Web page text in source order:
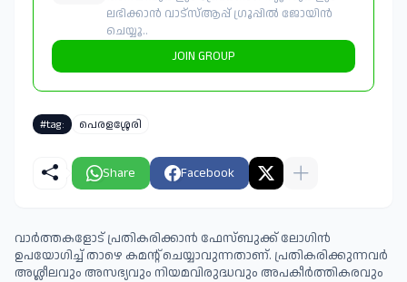
ലഭിക്കാൻ വാട്സ്ആപ്പ് ഗ്രൂപ്പിൽ ജോയിൻ
ചെയ്യൂ..
JOIN GROUP
#tag: പെരളശ്ശേരി
Share Facebook
വാർത്തകളോട് പ്രതികരിക്കാൻ ഫേസ്ബുക്ക് ലോഗിൻ
ഉപയോഗിച്ച് താഴെ കമന്റ് ചെയ്യാവുന്നതാണ്. പ്രതികരിക്കുന്നവര്‍
അശ്ലീലവും അസഭ്യവും നിയമവിരുദ്ധവും അപകീര്‍ത്തികരവും